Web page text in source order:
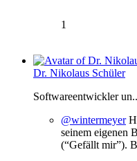
1
Dr. Nikolaus Schüler
Softwareentwickler
@wintermeyer
seinem eigenen
(“Gefällt mir”).